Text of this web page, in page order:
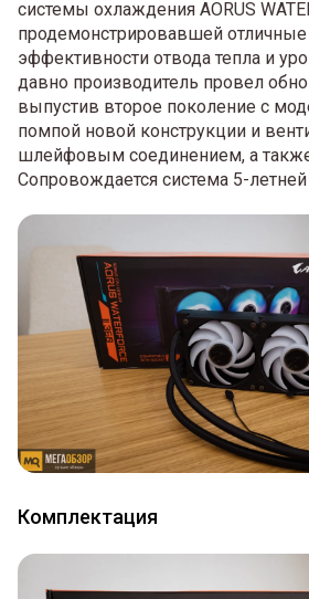
системы охлаждения AORUS
продемонстрировавшей отличные
эффективности отвода тепла и
давно производитель провел
выпустив второе поколение с
помпой новой конструкции и
шлейфовым соединением, а также
Сопровождается система 5-летней
Комплектация